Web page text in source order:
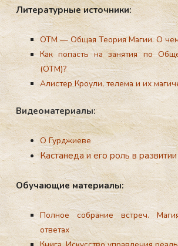
Ли­тера­тур­ные ис­точни­ки:
ОТМ — Общая Теория Магии. О чем
Как попасть на занятия по
(ОТМ)?
Алистер Кроули, телема и их
Ви­де­ома­тери­алы:
О Гурджиеве
Кастанеда и его роль в
Обу­ча­ющие ма­тери­алы:
Полное собрание встреч.
ответах